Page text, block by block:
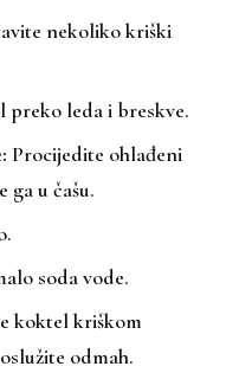
nekoliko kriški
leda i breskve.
Procijedite ohlađeni
u čašu.
soda vode.
koktel kriškom
odmah.